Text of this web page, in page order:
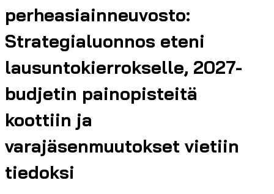
perheasiainneuvosto:
Strategialuonnos eteni
lausuntokierrokselle, 2027-
budjetin painopisteitä
koottiin ja
varajäsenmuutokset vietiin
tiedoksi